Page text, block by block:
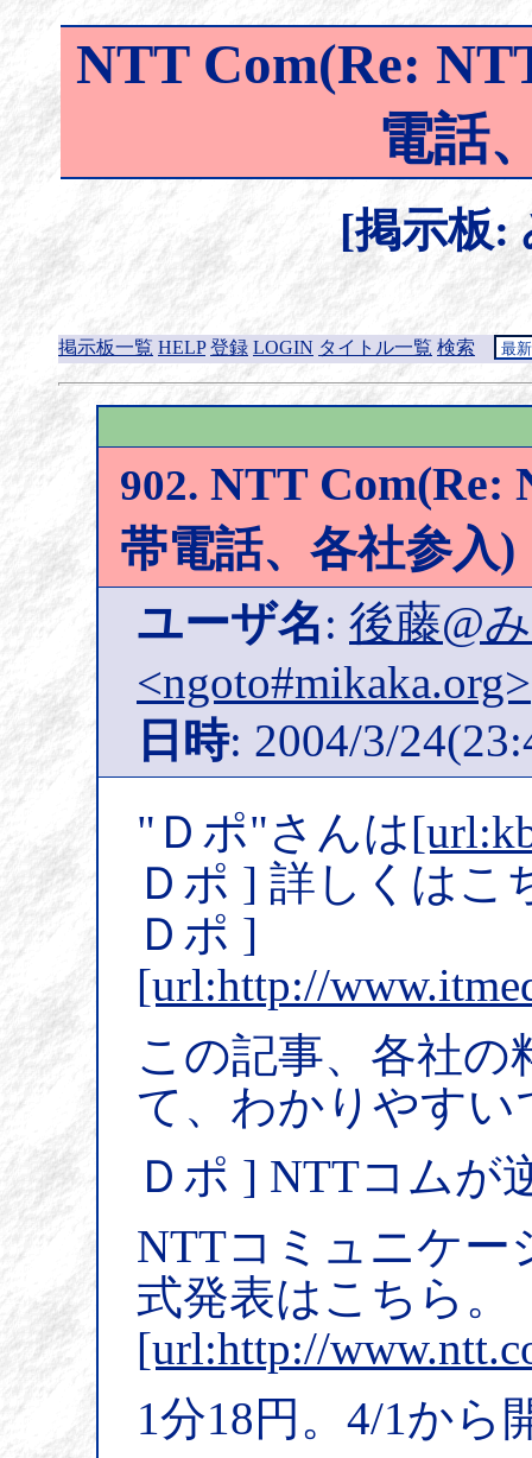
NTT Com(Re:
電話
[掲示板:
掲示板一覧 HELP 登録 LOGIN タイトル一覧 検索
902. NTT Com(Re:
帯電話、各社参入)
ユーザ名: 後藤@
<ngoto#mikaka.org>
日時: 2004/3/
"Ｄポ"さんは
Ｄポ ] 詳しくはこ
Ｄポ ]
[url:http://
この記事、各社
て、わかりやすい
Ｄポ ] NTTコムが
NTTコミュニケー
式発表はこちら。
[url:http://
1分18円。4/1から